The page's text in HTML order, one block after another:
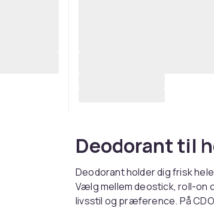
Deodorant til
Deodorant holder dig frisk
Vælg mellem deostick, roll-on
livsstil og præference. På